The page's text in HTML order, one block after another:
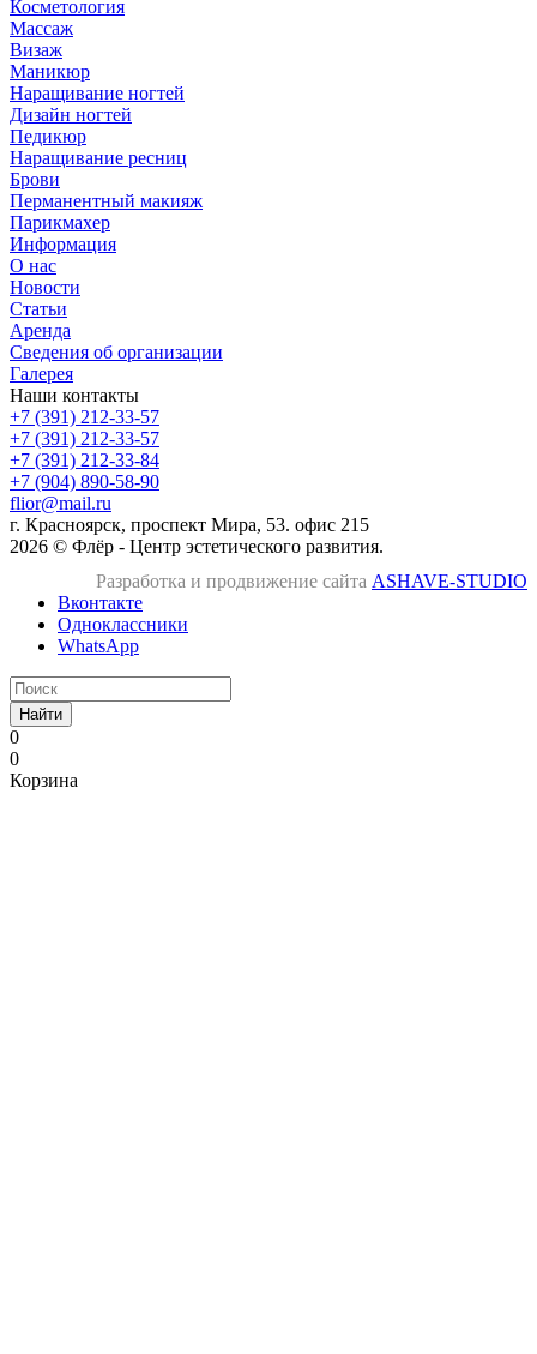
Косметология
Массаж
Визаж
Маникюр
Наращивание ногтей
Дизайн ногтей
Педикюр
Наращивание ресниц
Брови
Перманентный макияж
Парикмахер
Информация
О нас
Новости
Статьи
Аренда
Сведения об организации
Галерея
Наши контакты
+7 (391) 212-33-57
+7 (391) 212-33-57
+7 (391) 212-33-84
+7 (904) 890-58-90
flior@mail.ru
г. Красноярск, проспект Мира, 53. офис 215
2026 © Флёр - Центр эстетического развития.
Разработка и продвижение сайта ASHAVE-STUDIO
Вконтакте
Одноклассники
WhatsApp
Найти
0
0
Корзина